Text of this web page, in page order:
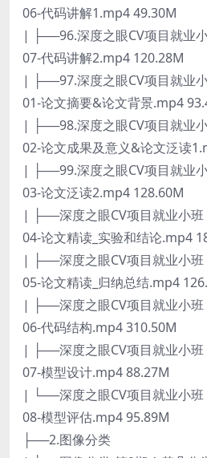
06-代码讲解1.mp4 49.30M
| ├──96.深度之眼CV项目就业
07-代码讲解2.mp4 120.28M
| ├──97.深度之眼CV项目就业
01-论文摘要&论文背景.mp4
| ├──98.深度之眼CV项目就业
02-论文成果及意义&论文泛读
| ├──99.深度之眼CV项目就业
03-论文泛读2.mp4 128.60M
| ├──深度之眼CV项目就业小班
04-论文精读_实验和结论.mp4
| ├──深度之眼CV项目就业小班
05-论文精读_归纳总结.mp4
| ├──深度之眼CV项目就业小
06-代码结构.mp4 310.50M
| ├──深度之眼CV项目就业小
07-模型设计.mp4 88.27M
| └──深度之眼CV项目就业小
08-模型评估.mp4 95.89M
├──2.图像分类